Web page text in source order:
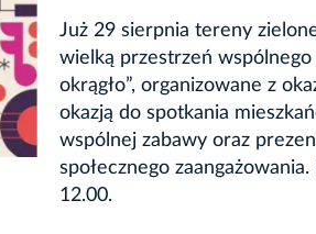
Już 29 sierpnia tereny
wielką przestrzeń
okrągło”, organizowane z
okazją do spotkania
wspólnej zabawy oraz
społecznego
12.00.